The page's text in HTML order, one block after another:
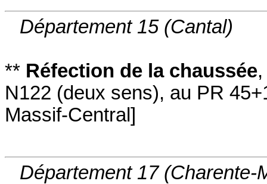
Département 15 (Cantal)
** Réfection de la chaussée
N122 (deux sens), au PR
Massif-Central]
Département 17 (Charente-